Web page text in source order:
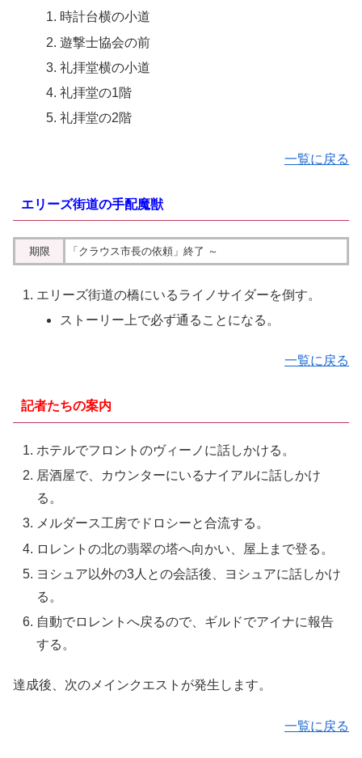
時計台横の小道
遊撃士協会の前
礼拝堂横の小道
礼拝堂の1階
礼拝堂の2階
一覧に戻る
エリーズ街道の手配魔獣
期限 「クラウス市長の依頼」終了 ～
エリーズ街道の橋にいるライノサイダーを倒す。
ストーリー上で必ず通ることになる 。
一覧に戻る
記者たちの案内
ホテルでフロントのヴィーノに話しかける。
居酒屋で、カウンターにいるナイアルに話しかけ
る。
メルダース工房でドロシーと合流する。
ロレントの北の翡翠の塔へ向かい、屋上まで登る。
ヨシュア以外の3人との会話後、ヨシュアに話しかけ
る。
自動でロレントへ戻るので、ギルドでアイナに報告
する。
達成後、次のメインクエストが発生します。
一覧に戻る